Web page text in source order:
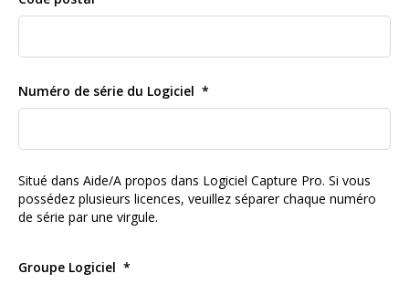
Numéro de série du Logiciel
Situé dans Aide/A propos dans Logiciel Capture Pro. Si vous
possédez plusieurs licences, veuillez séparer chaque numéro
de série par une virgule.
Groupe Logiciel